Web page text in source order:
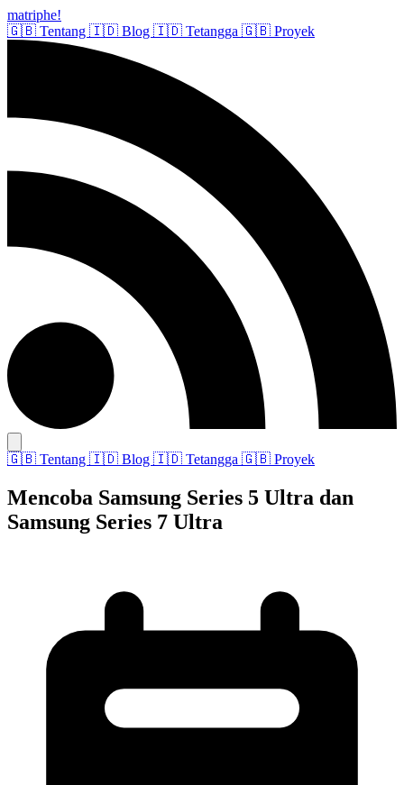
matriphe!
🇬🇧 Tentang 🇮🇩 Blog 🇮🇩 Tetangga 🇬🇧 Proyek
🇬🇧 Tentang 🇮🇩 Blog 🇮🇩 Tetangga 🇬🇧 Proyek
Mencoba Samsung Series 5 Ultra dan
Samsung Series 7 Ultra